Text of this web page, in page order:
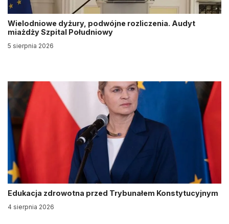
Wielodniowe dyżury, podwójne rozliczenia. Audyt
miażdży Szpital Południowy
5 sierpnia 2026
Edukacja zdrowotna przed Trybunałem Konstytucyjnym
4 sierpnia 2026